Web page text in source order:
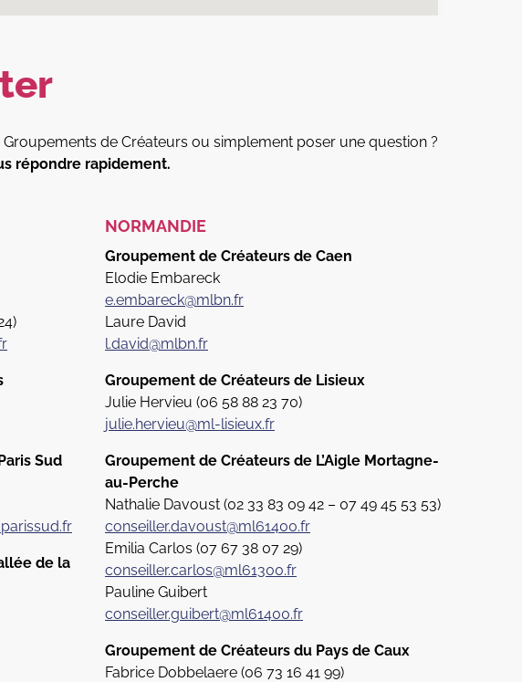
de Créateurs ou simplement poser une question ?
répondre rapidement.
Sud
de la
NORMANDIE
Groupement de Créateurs de Caen
Elodie Embareck
e.embareck@mlbn.fr
Laure David
l.david@mlbn.fr
Groupement de Créateurs de Lisieux
Julie Hervieu (06 58 88 23 70)
julie.hervieu@ml-lisieux.fr
Groupement de Créateurs de L’Aigle Mortagne-
au-Perche
Nathalie Davoust (02 33 83 09 42 – 07 49 45 53 53)
conseiller.davoust@ml61400.fr
Emilia Carlos (07 67 38 07 29)
conseiller.carlos@ml61300.fr
Pauline Guibert
conseiller.guibert@ml61400.fr
Groupement de Créateurs du Pays de Caux
Fabrice Dobbelaere (06 73 16 41 99)